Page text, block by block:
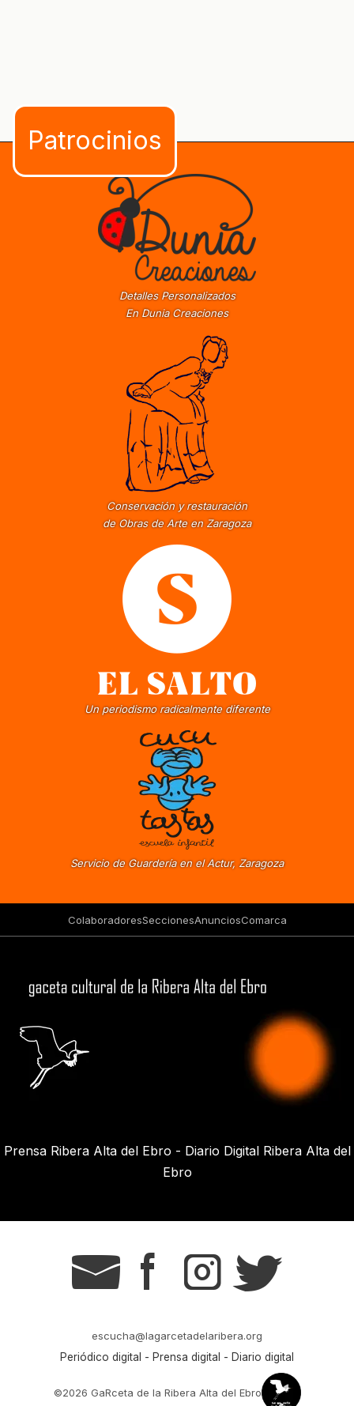
Detalles Personalizados
En Dunia Creaciones
Conservación y restauración
de Obras de Arte en Zaragoza
Un periodismo radicalmente diferente
Servicio de Guardería en el Actur, Zaragoza
ColaboradoresSeccionesAnunciosComarca
Prensa Ribera Alta del Ebro - Diario Digital Ribera Alta del
Ebro
g s t r
escucha@lagarcetadelaribera.org
Periódico digital - Prensa digital - Diario digital
©2026 GaRceta de la Ribera Alta del Ebro